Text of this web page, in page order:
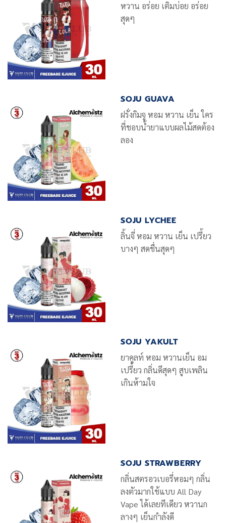
หวาน อร่อย เติมบ่อย อร่อย
สุดๆ
SOJU GUAVA
ฝรั่งกิมจู หอม หวาน เย็น ใคร
ที่ชอบน้ำยาแบบผลไม้สดต้อง
ลอง
SOJU LYCHEE
ลิ้นจี่ หอม หวาน เย็น เปรี้ยว
บางๆ สดชื่นสุดๆ
SOJU YAKULT
ยาคูลท์ หอม หวานเย็น อม
เปรี้ยว กลิ่นดีสุดๆ สูบเพลิน
เกินห้ามใจ
SOJU STRAWBERRY
กลิ่นสตรอวเบอรี่หอมๆ กลิ่น
ลงตัวมากใช้แบบ All Day
Vape ได้เลยทีเดียว หวานก
ลางๆ เย็นกำลังดี